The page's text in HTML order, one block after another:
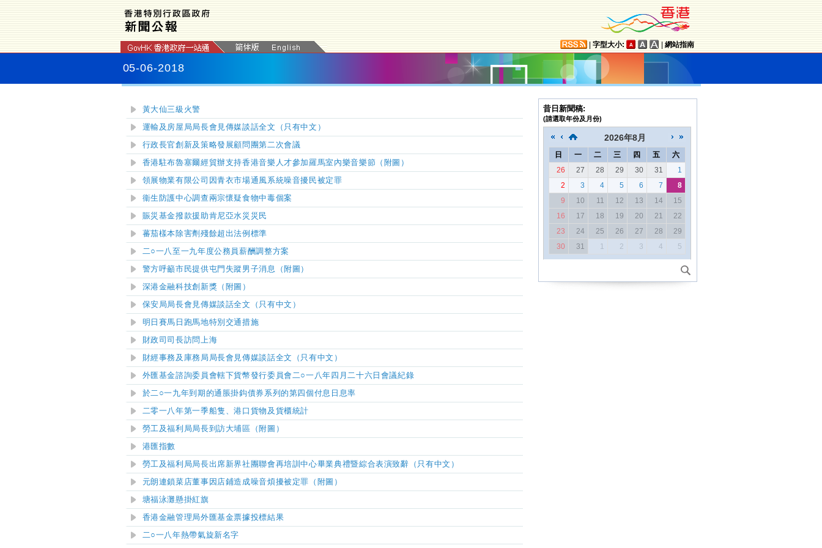
字型大小: 網站指南
05-06-2018
黃大仙三級火警
運輸及房屋局局長會見傳媒談話全文（只有中文）
行政長官創新及策略發展顧問團第二次會議
香港駐布魯塞爾經貿辦支持香港音樂人才參加羅馬室內樂音樂節（附圖）
領展物業有限公司因青衣市場通風系統噪音擾民被定罪
衞生防護中心調查兩宗懷疑食物中毒個案
賑災基金撥款援助肯尼亞水災災民
蕃茄樣本除害劑殘餘超出法例標準
二○一八至一九年度公務員薪酬調整方案
警方呼籲市民提供屯門失蹤男子消息（附圖）
深港金融科技創新獎（附圖）
保安局局長會見傳媒談話全文（只有中文）
明日賽馬日跑馬地特別交通措施
財政司司長訪問上海
財經事務及庫務局局長會見傳媒談話全文 （只有中文）
外匯基金諮詢委員會轄下貨幣發行委員會二○一八年四月二十六日會議紀錄
於二○一九年到期的通脹掛鈎債券系列的第四個付息日息率
二零一八年第一季船隻、港口貨物及貨櫃統計
勞工及福利局局長到訪大埔區（附圖）
港匯指數
勞工及福利局局長出席新界社團聯會再培訓中心畢業典禮暨綜合表演致辭（只有中文）
元朗連鎖菜店董事因店鋪造成噪音煩擾被定罪（附圖）
塘福泳灘懸掛紅旗
香港金融管理局外匯基金票據投標結果
二○一八年熱帶氣旋新名字
昔日新聞稿:
(請選取年份及月份)
2026年8月
日 一 二 三 四 五
六
26
27 28 29 30 31
1
2
3 4 5 6 7
8
9
10 11 12 13 14
15
16
17 18 19 20 21
22
23
24 25 26 27 28
29
30
31 1 2 3 4 5